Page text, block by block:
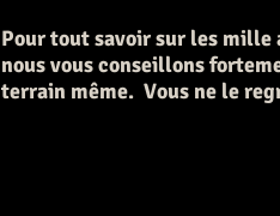
Pour tout savoir sur les
nous vous conseillons
terrain même. Vous ne le